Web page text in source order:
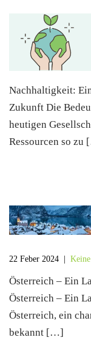
Nachhaltigkeit:
Zukunft Die
heutigen
Ressourcen so
22 Feber 2024
Österreich – Ein
Österreich – Ein
Österreich, ein
bekannt […]